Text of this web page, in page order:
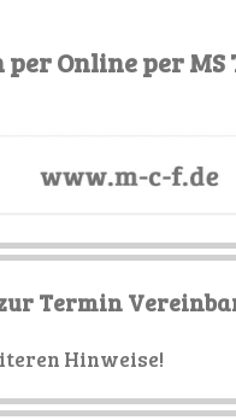
Online per MS
Termin
Hinweise!